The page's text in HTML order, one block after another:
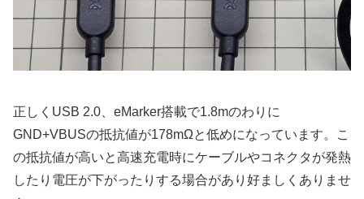
正しくUSB 2.0、eMarker搭載で1.8mのわりに
GND+VBUSの抵抗値が178mΩと低めになっています。こ
の抵抗値が高いと高速充電時にケーブルやコネクタが発熱
したり電圧が下がったりする場合があり好ましくありませ